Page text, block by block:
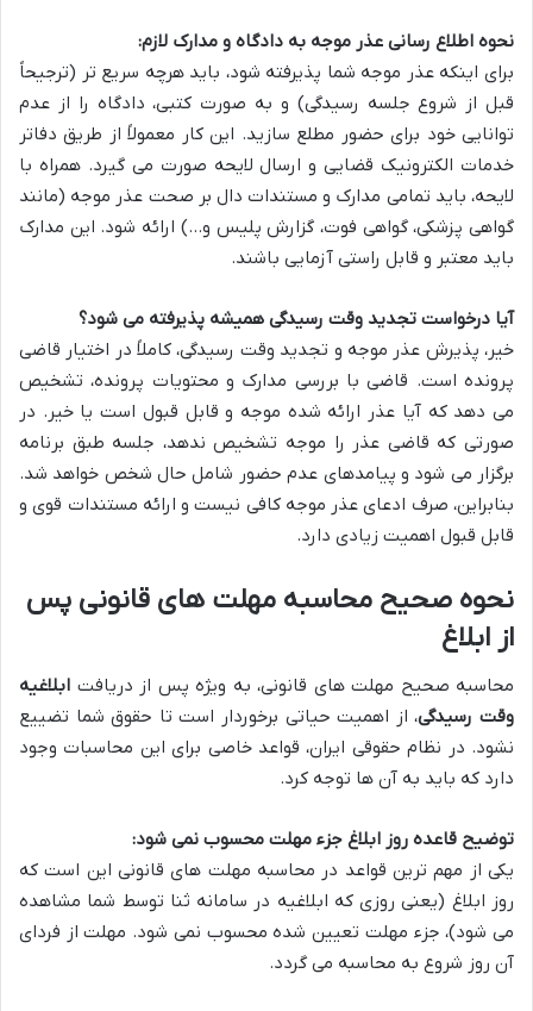
نحوه اطلاع رسانی عذر موجه به دادگاه و مدارک لازم:
برای اینکه عذر موجه شما پذیرفته شود، باید هرچه سریع تر (ترجیحاً
قبل از شروع جلسه رسیدگی) و به صورت کتبی، دادگاه را از عدم
توانایی خود برای حضور مطلع سازید. این کار معمولاً از طریق دفاتر
خدمات الکترونیک قضایی و ارسال لایحه صورت می گیرد. همراه با
لایحه، باید تمامی مدارک و مستندات دال بر صحت عذر موجه (مانند
گواهی پزشکی، گواهی فوت، گزارش پلیس و…) ارائه شود. این مدارک
باید معتبر و قابل راستی آزمایی باشند.
آیا درخواست تجدید وقت رسیدگی همیشه پذیرفته می شود؟
خیر، پذیرش عذر موجه و تجدید وقت رسیدگی، کاملاً در اختیار قاضی
پرونده است. قاضی با بررسی مدارک و محتویات پرونده، تشخیص
می دهد که آیا عذر ارائه شده موجه و قابل قبول است یا خیر. در
صورتی که قاضی عذر را موجه تشخیص ندهد، جلسه طبق برنامه
برگزار می شود و پیامدهای عدم حضور شامل حال شخص خواهد شد.
بنابراین، صرف ادعای عذر موجه کافی نیست و ارائه مستندات قوی و
قابل قبول اهمیت زیادی دارد.
نحوه صحیح محاسبه مهلت های قانونی پس
از ابلاغ
محاسبه صحیح مهلت های قانونی، به ویژه پس از دریافت ابلاغیه
وقت رسیدگی، از اهمیت حیاتی برخوردار است تا حقوق شما تضییع
نشود. در نظام حقوقی ایران، قواعد خاصی برای این محاسبات وجود
دارد که باید به آن ها توجه کرد.
توضیح قاعده روز ابلاغ جزء مهلت محسوب نمی شود:
یکی از مهم ترین قواعد در محاسبه مهلت های قانونی این است که
روز ابلاغ (یعنی روزی که ابلاغیه در سامانه ثنا توسط شما مشاهده
می شود)، جزء مهلت تعیین شده محسوب نمی شود. مهلت از فردای
آن روز شروع به محاسبه می گردد.